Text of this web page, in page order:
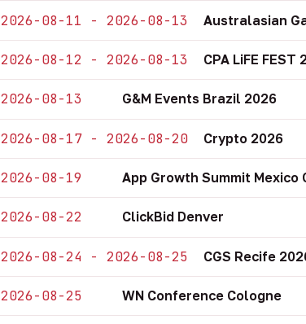
2026-08-11 - 2026-08-13 Australasian
2026-08-12 - 2026-08-13 CPA LiFE FEST
2026-08-13 G&M Events Brazil 2026
2026-08-17 - 2026-08-20 Crypto 2026
2026-08-19 App Growth Summit Mexico
2026-08-22 ClickBid Denver
2026-08-24 - 2026-08-25 CGS Recife
2026-08-25 WN Conference Cologne